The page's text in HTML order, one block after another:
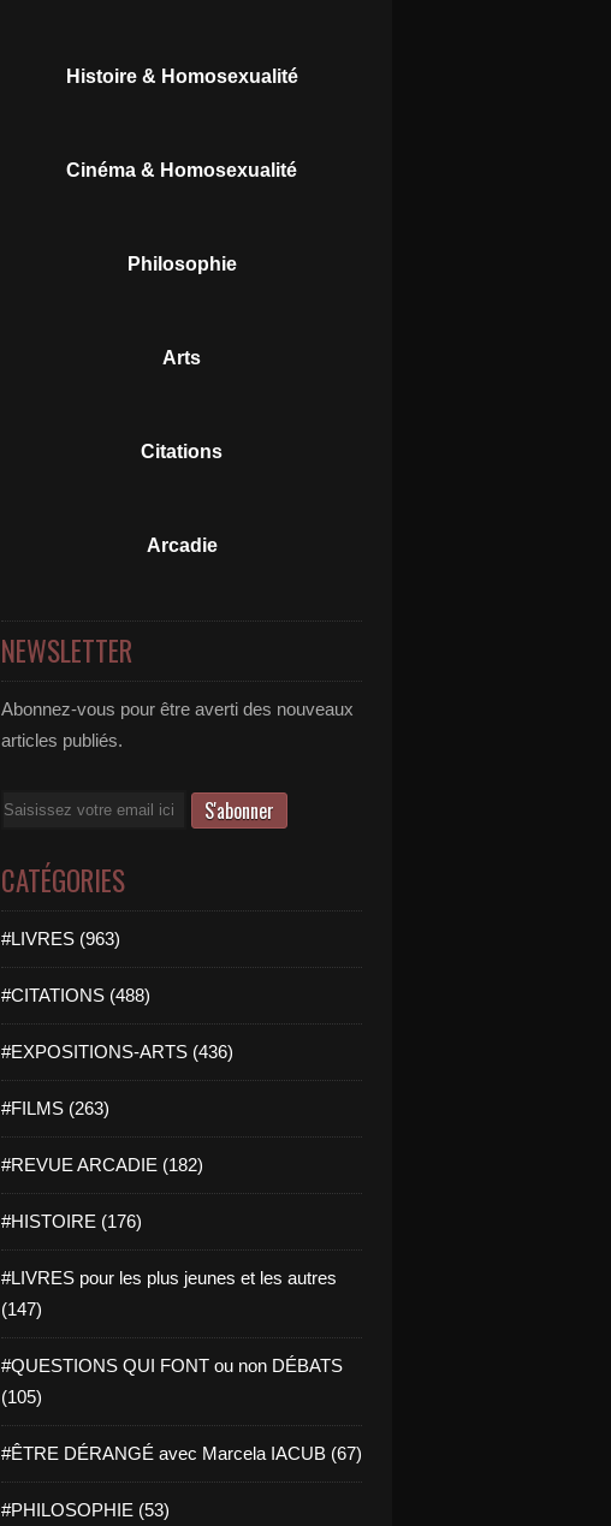
Histoire & Homosexualité
Cinéma & Homosexualité
Philosophie
Arts
Citations
Arcadie
NEWSLETTER
Abonnez-vous pour être averti des nouveaux
articles publiés.
Email
CATÉGORIES
#LIVRES (963)
#CITATIONS (488)
#EXPOSITIONS-ARTS (436)
#FILMS (263)
#REVUE ARCADIE (182)
#HISTOIRE (176)
#LIVRES pour les plus jeunes et les autres
(147)
#QUESTIONS QUI FONT ou non DÉBATS
(105)
#ÊTRE DÉRANGÉ avec Marcela IACUB (67)
#PHILOSOPHIE (53)